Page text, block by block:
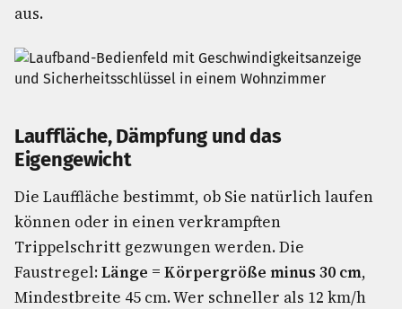
aus.
Lauffläche, Dämpfung und das
Eigengewicht
Die Lauffläche bestimmt, ob Sie natürlich laufen
können oder in einen verkrampften
Trippelschritt gezwungen werden. Die
Faustregel:Länge = Körpergröße minus 30 cm,
Mindestbreite 45 cm. Wer schneller als 12 km/h